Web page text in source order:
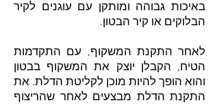
באיכות גבוהה ומותקן עם עוגנים לקיר
הבלוקים או קיר הבטון.
לאחר התקנת המשקוף, עם התקדמות
הטיח, הקבלן יוצק את המשקוף בבטון
והוא הופך להיות מוכן לקליטת הדלת. את
התקנת הדלת מבצעים לאחר שהריצוף